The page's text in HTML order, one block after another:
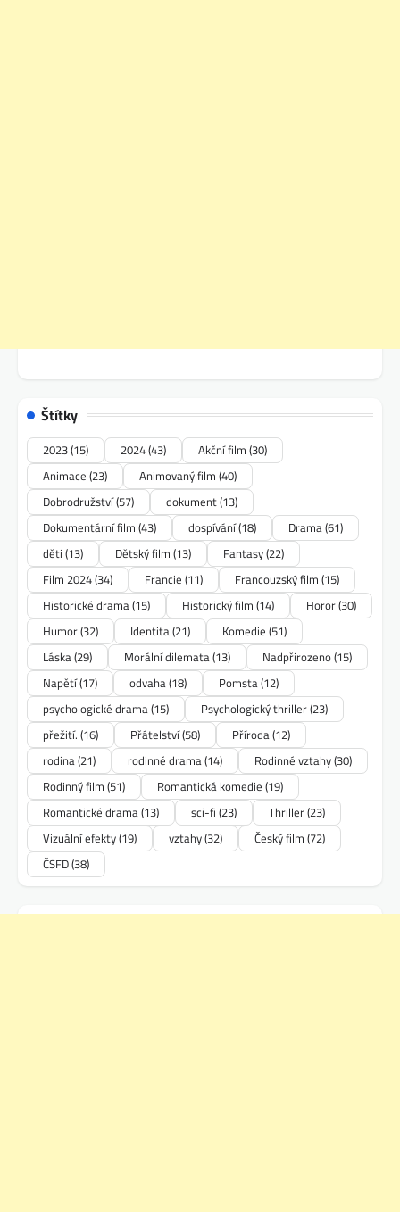
Štítky
2023(15) 2024(43) Akční film (30)
Animace (23) Animovaný film (40)
Dobrodružství(57) dokument(13)
Dokumentární film (43) dospívání(18) Drama(61)
děti (13) Dětský film (13) Fantasy(22)
Film 2024(34) Francie (11) Francouzský film (15)
Historické drama(15) Historický film (14) Horor(30)
Humor(32) Identita(21) Komedie (51)
Láska(29) Morální dilemata(13) Nadpřirozeno(15)
Napětí(17) odvaha(18) Pomsta(12)
psychologické drama(15) Psychologický thriller(23)
přežití. (16) Přátelství(58) Příroda(12)
rodina(21) rodinné drama(14) Rodinné vztahy(30)
Rodinný film (51) Romantická komedie (19)
Romantické drama(13) sci-fi (23) Thriller(23)
Vizuální efekty(19) vztahy(32) Český film (72)
ČSFD(38)